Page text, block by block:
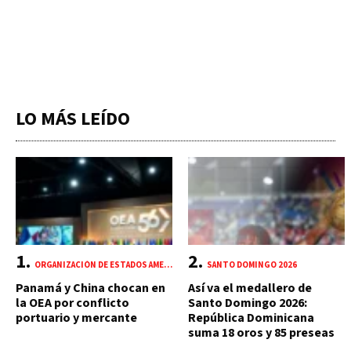
LO MÁS LEÍDO
ORGANIZACIÓN DE ESTADOS AMERICANOS (OEA)
Panamá y China chocan en
la OEA por conflicto
portuario y mercante
SANTO DOMINGO 2026
Así va el medallero de
Santo Domingo 2026:
República Dominicana
suma 18 oros y 85 preseas